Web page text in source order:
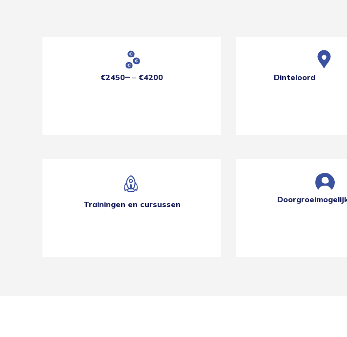
€2450 €4200 Dinteloord
Trainingen en cursussen